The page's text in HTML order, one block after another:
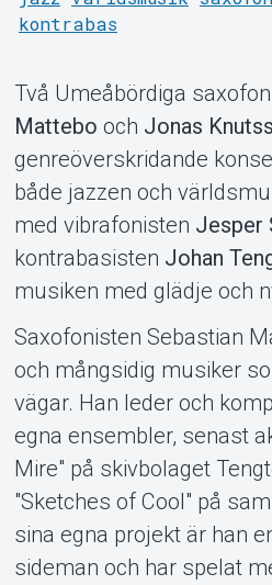
Om
kontrabas
Två Umeåbördiga
Mattebo och Jonas
genreöverskridande
både jazzen och
med vibrafonisten Jesper
kontrabasisten Johan
musiken med glädje och
Saxofonisten Sebastian
och mångsidig musiker
vägar. Han leder och
egna ensembler, senast
Mire" på skivbolaget
"Sketches of Cool" på
sina egna projekt är han
sideman och har spelat